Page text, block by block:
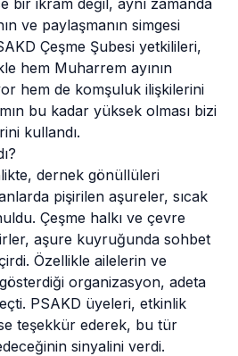
bir ikram değil, aynı zamanda
ve paylaşmanın simgesi
Çeşme Şubesi yetkilileri,
hem Muharrem ayının
hem de komşuluk ilişkilerini
bu kadar yüksek olması bizi
kullandı.
te, dernek gönüllüleri
pişirilen aşureler, sıcak
Çeşme halkı ve çevre
aşure kuyruğunda sohbet
Özellikle ailelerin ve
organizasyon, adeta
PSAKD üyeleri, etkinlik
teşekkür ederek, bu tür
sinyalini verdi.